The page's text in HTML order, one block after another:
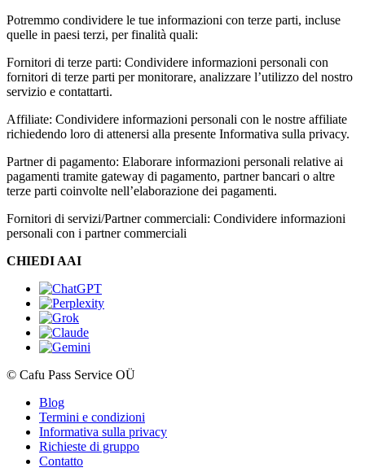
Potremmo condividere le tue informazioni con terze parti, incluse
quelle in paesi terzi, per finalità quali:
Fornitori di terze parti: Condividere informazioni personali con
fornitori di terze parti per monitorare, analizzare l’utilizzo del nostro
servizio e contattarti.
Affiliate: Condividere informazioni personali con le nostre affiliate
richiedendo loro di attenersi alla presente Informativa sulla privacy.
Partner di pagamento: Elaborare informazioni personali relative ai
pagamenti tramite gateway di pagamento, partner bancari o altre
terze parti coinvolte nell’elaborazione dei pagamenti.
Fornitori di servizi/Partner commerciali: Condividere informazioni
personali con i partner commerciali
CHIEDI AAI
© Cafu Pass Service OÜ
Blog
Termini e condizioni
Informativa sulla privacy
Richieste di gruppo
Contatto